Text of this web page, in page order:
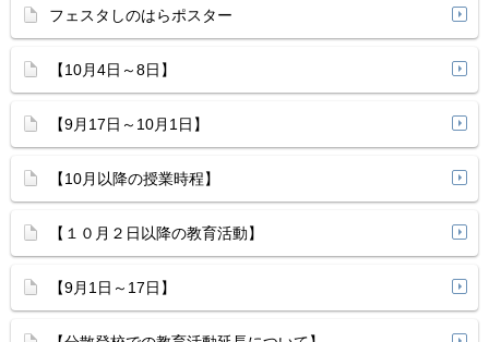
フェスタしのはらポスター
【10月4日～8日】
【9月17日～10月1日】
【10月以降の授業時程】
【１０月２日以降の教育活動】
【9月1日～17日】